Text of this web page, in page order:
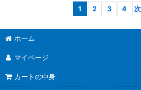
1 2 3 4 次
ホーム
マイページ
カートの中身